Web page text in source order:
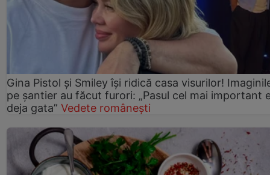
Gina Pistol și Smiley își ridică casa visurilor!
pe șantier au făcut furori: „Pasul cel mai important
deja gata” Vedete românești